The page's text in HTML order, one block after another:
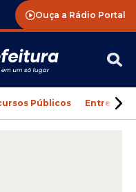
Ouça a Rádio Portal
Públicos